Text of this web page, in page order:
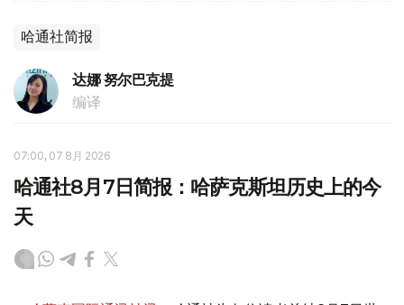
哈通社简报
达娜 努尔巴克提
编译
07:00, 07 8月 2026
哈通社8月7日简报：哈萨克斯坦历史上的今
天